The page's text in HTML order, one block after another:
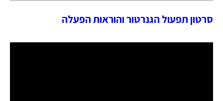
סרטון תפעול הגנרטור והוראות הפעלה